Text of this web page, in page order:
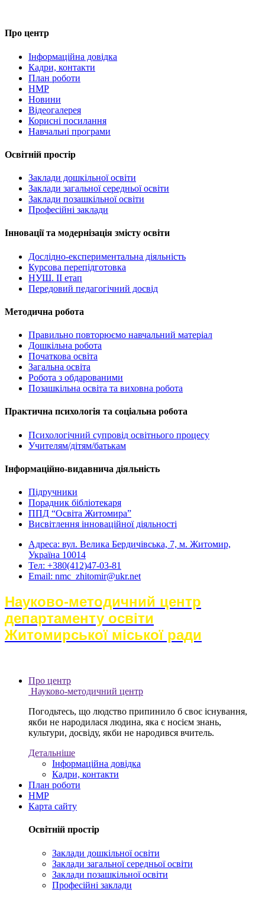
Про центр
Інформаційна довідка
Кадри, контакти
План роботи
НМР
Новини
Відеогалерея
Корисні посилання
Навчальні програми
Освітній простір
Заклади дошкільної освіти
Заклади загальної середньої освіти
Заклади позашкільної освіти
Професійні заклади
Інновації та модернізація змісту освіти
Дослідно-експериментальна діяльність
Курсова перепідготовка
НУШ. ІІ етап
Передовий педагогічний досвід
Методична робота
Правильно повторюємо навчальний матеріал
Дошкільна робота
Початкова освіта
Загальна освіта
Робота з обдарованими
Позашкільна освіта та виховна робота
Практична психологія та соціальна робота
Психологічний супровід освітнього процесу
Учителям/дітям/батькам
Інформаційно-видавнича діяльність
Підручники
Порадник бібліотекаря
ППД “Освіта Житомира”
Висвітлення інноваційної діяльності
Адреса: вул. Велика Бердичівська, 7, м. Житомир,
Україна 10014
Тел: +380(412)47-03-81
Email: nmc_zhitomir@ukr.net
Науково-методичний центр
департаменту освіти
Житомирської міської ради
Про центр
Науково-методичний центр
Погодьтесь, що людство припинило б своє існування,
якби не народилася людина, яка є носієм знань,
культури, досвіду, якби не народився вчитель.
Детальніше
Інформаційна довідка
Кадри, контакти
План роботи
НМР
Карта сайту
Освітній простір
Заклади дошкільної освіти
Заклади загальної середньої освіти
Заклади позашкільної освіти
Професійні заклади